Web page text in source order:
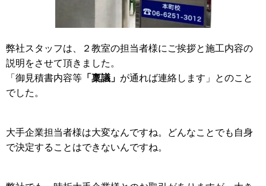
弊社スタッフは、２教室の担当者様にご挨拶と施工内容の
説明をさせて頂きました。
「御見積書内容等 「稟議」 が通れば連絡します」とのこと
でした。
大手企業担当者様は大変なんですね。どんなことでも自身
で決定することはできないんですね。